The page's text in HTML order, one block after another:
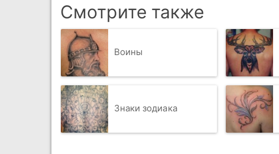
Смотрите также
Воины
Знаки зодиака